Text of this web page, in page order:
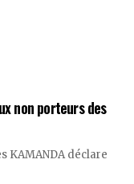
non porteurs des
KAMANDA déclare